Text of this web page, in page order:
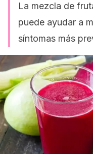
La mezcla de
puede ayudar a
síntomas más